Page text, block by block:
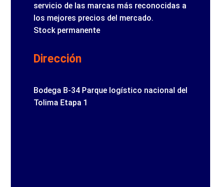
servicio de las marcas más reconocidas a
los mejores precios del mercado.
Stock permanente
Dirección
Bodega B-34 Parque logístico nacional del
Tolima Etapa 1